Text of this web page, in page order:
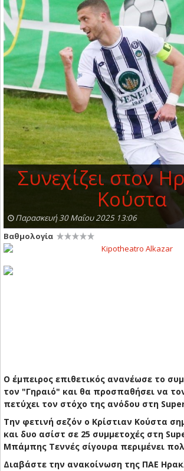
Συνεχίζει στον
Κούστα
Παρασκευή 30 Μαΐου 2025 13:06
Βαθμολογία
Ο έμπειρος επιθετικός ανανέωσε το
τον "Γηραιό" και θα προσπαθήσει να
πετύχει τον στόχο της ανόδου στη
Την φετινή σεζόν ο Κρίστιαν Κούστα
και δυο ασίστ σε 25 συμμετοχές στη
Μπάμπης Τεννές σίγουρα περιμένει
Διαβάστε την ανακοίνωση της ΠΑΕ